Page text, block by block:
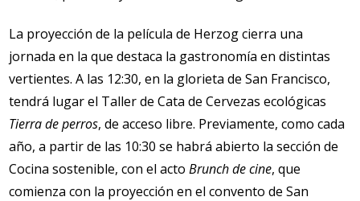
La proyección de la película de Herzog cierra una
jornada en la que destaca la gastronomía en distintas
vertientes. A las 12:30, en la glorieta de San Francisco,
tendrá lugar el Taller de Cata de Cervezas ecológicas
Tierra de perros, de acceso libre. Previamente, como cada
año, a partir de las 10:30 se habrá abierto la sección de
Cocina sostenible, con el actoBrunch de cine, que
comienza con la proyección en el convento de San